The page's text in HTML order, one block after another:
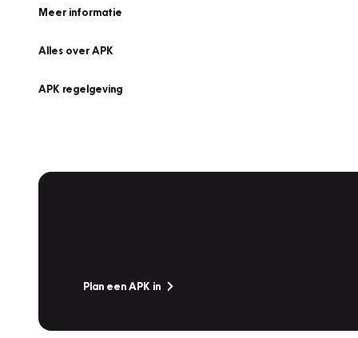
Meer informatie
Alles over APK
APK regelgeving
Plan een APK in